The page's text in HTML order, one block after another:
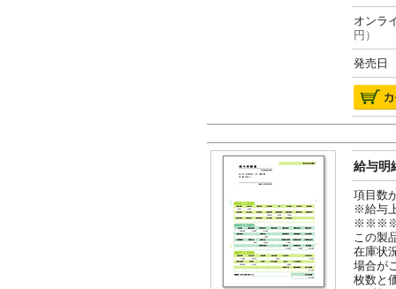
オン
円）
発売日
給与明
項目数
※給与
この製
在庫状
場合が
枚数と